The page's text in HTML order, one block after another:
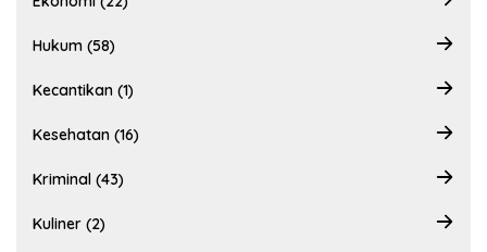
Hukum (58)
Kecantikan (1)
Kesehatan (16)
Kriminal (43)
Kuliner (2)